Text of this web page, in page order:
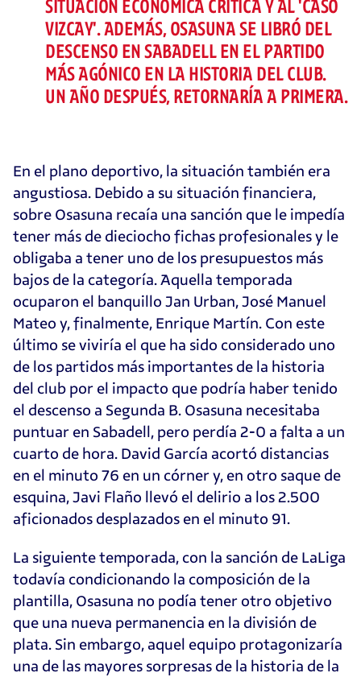
SITUACIÓN ECONÓMICA CRÍTICA Y AL 'CASO
VIZCAY'. ADEMÁS, OSASUNA SE LIBRÓ DEL
DESCENSO EN SABADELL EN EL PARTIDO
MÁS AGÓNICO EN LA HISTORIA DEL CLUB.
UN AÑO DESPUÉS, RETORNARÍA A PRIMERA.
En el plano deportivo, la situación también era
angustiosa. Debido a su situación financiera,
sobre Osasuna recaía una sanción que le impedía
tener más de dieciocho fichas profesionales y le
obligaba a tener uno de los presupuestos más
bajos de la categoría. Aquella temporada
ocuparon el banquillo Jan Urban, José Manuel
Mateo y, finalmente, Enrique Martín. Con este
último se viviría el que ha sido considerado uno
de los partidos más importantes de la historia
del club por el impacto que podría haber tenido
el descenso a Segunda B. Osasuna necesitaba
puntuar en Sabadell, pero perdía 2-0 a falta a un
cuarto de hora. David García acortó distancias
en el minuto 76 en un córner y, en otro saque de
esquina, Javi Flaño llevó el delirio a los 2.500
aficionados desplazados en el minuto 91.
La siguiente temporada, con la sanción de LaLiga
todavía condicionando la composición de la
plantilla, Osasuna no podía tener otro objetivo
que una nueva permanencia en la división de
plata. Sin embargo, aquel equipo protagonizaría
una de las mayores sorpresas de la historia de la